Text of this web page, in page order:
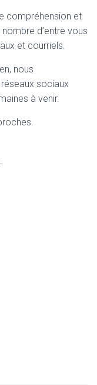
compréhension et
d’entre vous
et courriels.
nous
sociaux
à venir.